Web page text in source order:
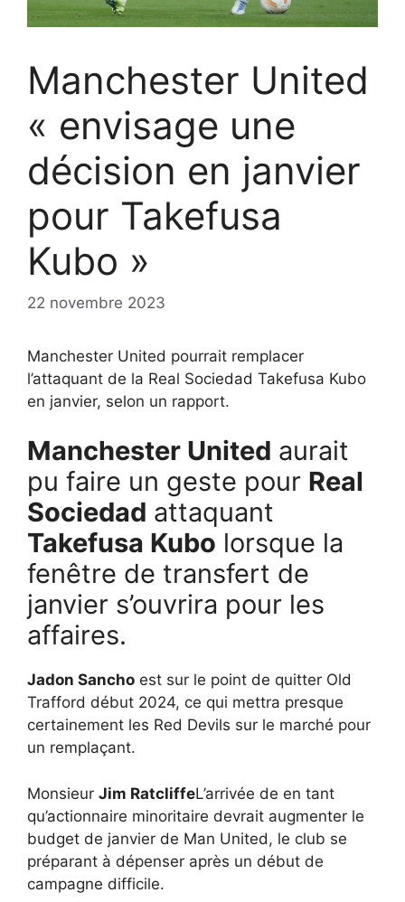
Manchester United
« envisage une
décision en janvier
pour Takefusa
Kubo »
22 novembre 2023
Manchester United pourrait remplacer
l’attaquant de la Real Sociedad Takefusa Kubo
en janvier, selon un rapport.
Manchester United aurait
pu faire un geste pour Real
Sociedad attaquant
Takefusa Kubo lorsque la
fenêtre de transfert de
janvier s’ouvrira pour les
affaires.
Jadon Sancho est sur le point de quitter Old
Trafford début 2024, ce qui mettra presque
certainement les Red Devils sur le marché pour
un remplaçant.
Monsieur Jim RatcliffeL’arrivée de en tant
qu’actionnaire minoritaire devrait augmenter le
budget de janvier de Man United, le club se
préparant à dépenser après un début de
campagne difficile.